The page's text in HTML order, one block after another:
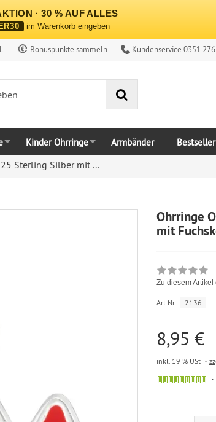
· 30 % AUF ALLES
im Warenkorb eingeben
Bonuspunkte sammeln Kundenservice 0351
Kinder Ohrringe Armbänder Bestseller
Sterling Silber mit ...
Ohrringe
mit
Zu diesem
Art.Nr.: 2136
8,95 €
inkl. 19 % USt